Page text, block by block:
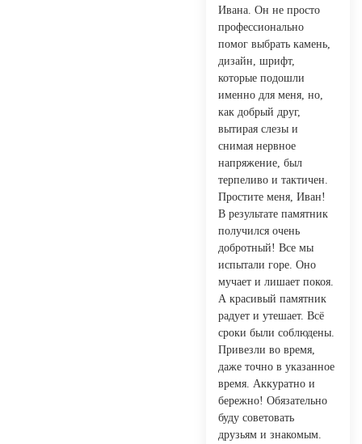
Ивана. Он не просто
профессионально
помог выбрать камень,
дизайн, шрифт,
которые подошли
именно для меня, но,
как добрый друг,
вытирая слезы и
снимая нервное
напряжение, был
терпеливо и тактичен.
Простите меня, Иван!
В результате памятник
получился очень
добротный! Все мы
испытали горе. Оно
мучает и лишает покоя.
А красивый памятник
радует и утешает. Всё
сроки были соблюдены.
Привезли во время,
даже точно в указанное
время. Аккуратно и
бережно! Обязательно
буду советовать
друзьям и знакомым.